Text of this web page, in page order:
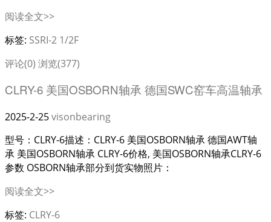
阅读全文>>
标签: SSRI-2 1/2F
评论(0) 浏览(377)
CLRY-6 美国OSBORN轴承 德国SWC窑车高温轴承
2025-2-25visonbearing
型号：CLRY-6描述：CLRY-6 美国OSBORN轴承 德国AWT轴
承 美国OSBORN轴承 CLRY-6价格, 美国OSBORN轴承CLRY-6
参数 OSBORN轴承部分到货实物照片：
阅读全文>>
标签: CLRY-6